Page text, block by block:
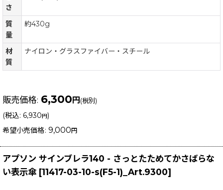
さ
質
量
約430g
材
質
ナイロン・グラスファイバー・スチール
販売価格: 6,300 円 (税別)
(税込: 6,930 円)
希望小売価格: 9,000 円
アプソン サインブレラ140 - さっとたためてかさばらな
い表示傘 [11417-03-10-s(F5-1)_Art.9300]